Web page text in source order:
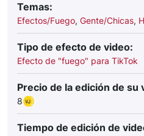
Temas:
Efectos/Fuego, Gente/Chicas,
Tipo de efecto de video:
Efecto de "fuego" para TikTok
Precio de la edición de su
8
Tiempo de edición de